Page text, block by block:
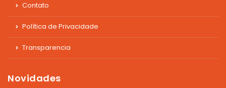
Contato
Política de Privacidade
Transparencia
Novidades